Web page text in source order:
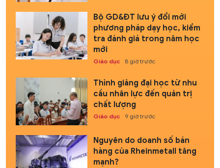
Bộ GD&ĐT lưu ý đổi mới
phương pháp dạy học, kiểm
tra đánh giá trong năm học
mới
Giáo dục 8 giờ trước
Thỉnh giảng đại học từ nhu
cầu nhân lực đến quản trị
chất lượng
Giáo dục 9 giờ trước
Nguyên do doanh số bán
hàng của Rheinmetall tăng
mạnh?